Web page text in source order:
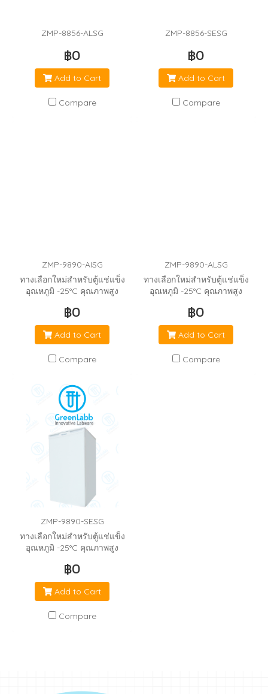
ZMP-8856-ALSG
฿0
Add to Cart
Compare
ZMP-8856-SESG
฿0
Add to Cart
Compare
ZMP-9890-AISG
ทางเลือกใหม่สำหรับตู้แช่แข็ง
อุณหภูมิ -25°C คุณภาพสูง
บอุณภูมิทุกชั้นอยู่ในช่วง -25°C
ตลอด 24 ชั่วโมง
฿0
Add to Cart
Compare
ZMP-9890-ALSG
ทางเลือกใหม่สำหรับตู้แช่แข็ง
อุณหภูมิ -25°C คุณภาพสูง
บอุณภูมิทุกชั้นอยู่ในช่วง -25°C
ตลอด 24 ชั่วโมง
฿0
Add to Cart
Compare
ZMP-9890-SESG
ทางเลือกใหม่สำหรับตู้แช่แข็ง
อุณหภูมิ -25°C คุณภาพสูง
บอุณภูมิทุกชั้นอยู่ในช่วง -25°C
ตลอด 24 ชั่วโมง
฿0
Add to Cart
Compare